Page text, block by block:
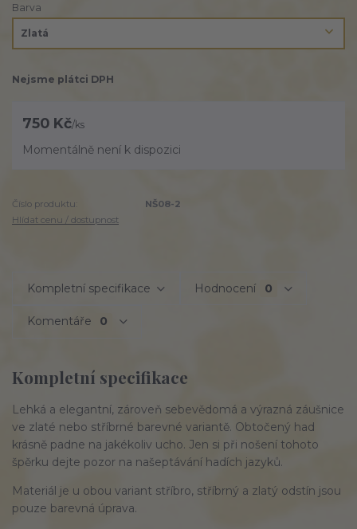
Barva
Nejsme plátci DPH
750 Kč/ks
Momentálně není k dispozici
Číslo produktu:
NŠ08-2
Hlídat cenu / dostupnost
Kompletní specifikace Hodnocení 0
Komentáře 0
Kompletní specifikace
Lehká a elegantní, zároveň sebevědomá a výrazná záušnice
ve zlaté nebo stříbrné barevné variantě. Obtočený had
krásně padne na jakékoliv ucho. Jen si při nošení tohoto
špěrku dejte pozor na našeptávání hadích jazyků.
Materiál je u obou variant stříbro, stříbrný a zlatý odstín jsou
pouze barevná úprava.